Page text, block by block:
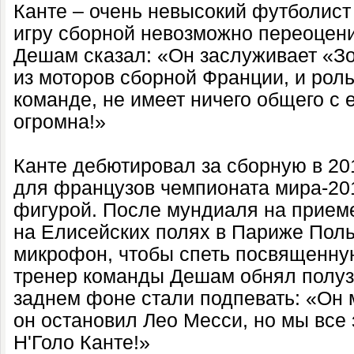
Канте – очень невысокий
игру сборной невозможно
Дешам сказал: «Он заслуживает
из моторов сборной Франции, и
команде, не имеет ничего общего с
огромна!»
Канте дебютировал за сборную в
для французов чемпионата мира-
фигурой. После мундиаля на
на Елисейских полях в Париже
микрофон, чтобы спеть
тренер команды Дешам обнял
заднем фоне стали подпевать: «Он
он остановил Лео Месси, но мы
Н'Голо Канте!»